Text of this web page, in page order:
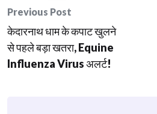
Post
navigation
Previous Post
केदारनाथ धाम के कपाट खुलने
से पहले बड़ा खतरा, Equine
Influenza Virus अलर्ट!